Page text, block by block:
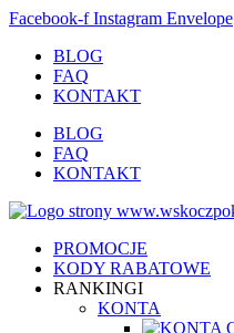
Facebook-f Instagram Envelope
BLOG
FAQ
KONTAKT
BLOG
FAQ
KONTAKT
PROMOCJE
KODY RABATOWE
RANKINGI
KONTA